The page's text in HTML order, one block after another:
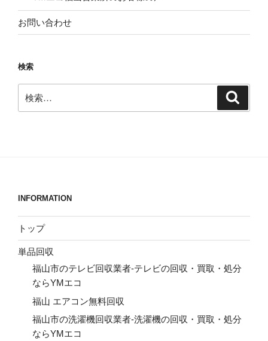
お問い合わせ
検索
索:
INFORMATION
トップ
単品回収
福山市のテレビ回収業者-テレビの回収・買取・処分
ならYMエコ
福山 エアコン無料回収
福山市の洗濯機回収業者-洗濯機の回収・買取・処分
ならYMエコ